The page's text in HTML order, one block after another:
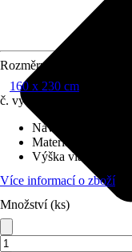
Rozměry (ŠxD)
160 x 230 cm
č. výrobku
Návod na údržbu
Materiál
Výška vlasu (cca)
Více informací o zboží
Množství (ks)